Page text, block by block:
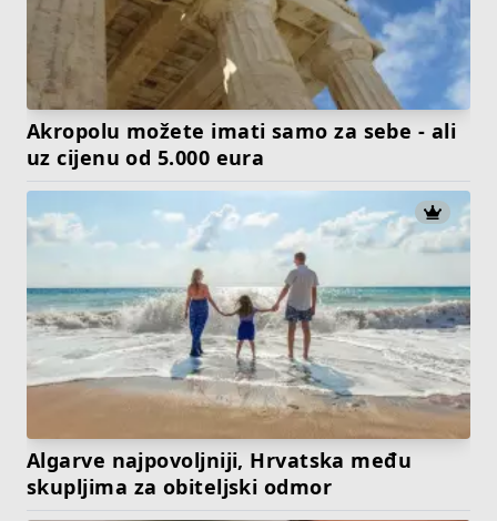
Akropolu možete imati samo za sebe - ali
uz cijenu od 5.000 eura
Algarve najpovoljniji, Hrvatska među
skupljima za obiteljski odmor